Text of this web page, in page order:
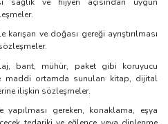
ve doğası gereği ayrıştırılması
bant, mühür, paket gibi koruyucu
maddi ortamda sunulan kitap, dijital
ilişkin sözleşmeler.
gereken, konaklama, eşya